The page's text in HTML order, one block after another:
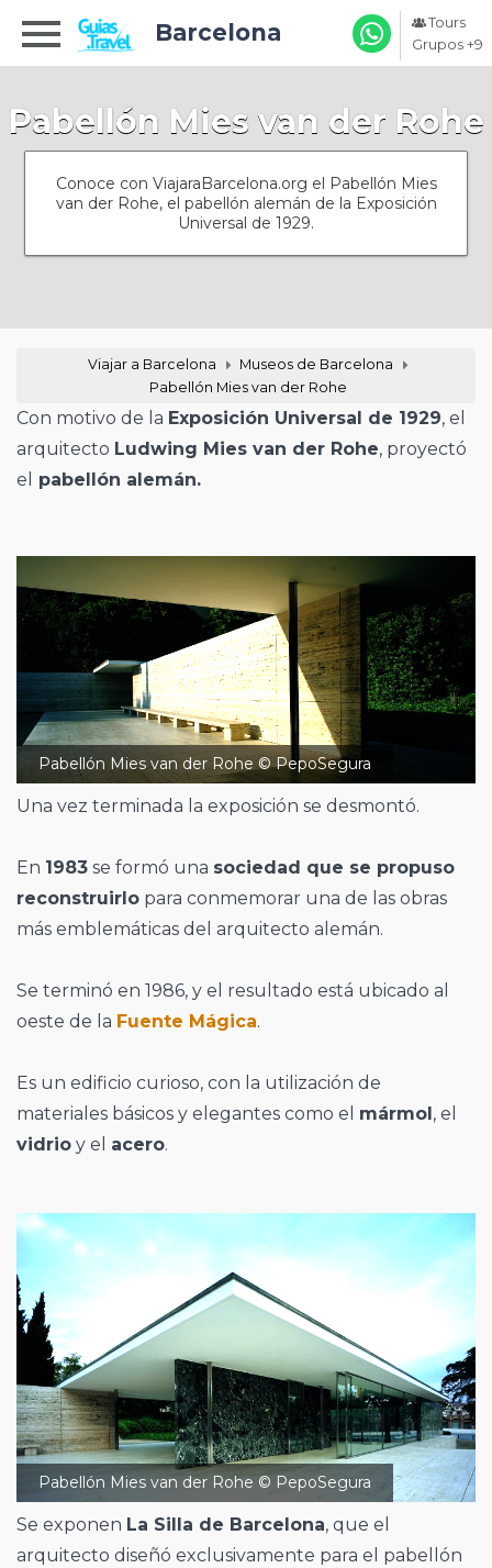
Barcelona
Tours
Grupos +9
Pabellón Mies van der Rohe
Conoce con ViajaraBarcelona.org el Pabellón Mies
van der Rohe, el pabellón alemán de la Exposición
Universal de 1929.
Viajar a Barcelona
Museos de Barcelona
Pabellón Mies van der Rohe
Con motivo de la Exposición Universal de 1929, el
arquitecto Ludwing Mies van der Rohe, proyectó
el
pabellón alemán.
Pabellón Mies van der Rohe © PepoSegura
Una vez terminada la exposición se desmontó.
En 1983 se formó una sociedad que se propuso
reconstruirlo para conmemorar una de las obras
más emblemáticas del arquitecto alemán.
Se terminó en 1986, y el resultado está ubicado al
oeste de la Fuente Mágica.
Es un edificio curioso, con la utilización de
materiales básicos y elegantes como el mármol, el
vidrio y el acero.
Pabellón Mies van der Rohe © PepoSegura
Se exponen La Silla de Barcelona, que el
arquitecto diseñó exclusivamente para el pabellón